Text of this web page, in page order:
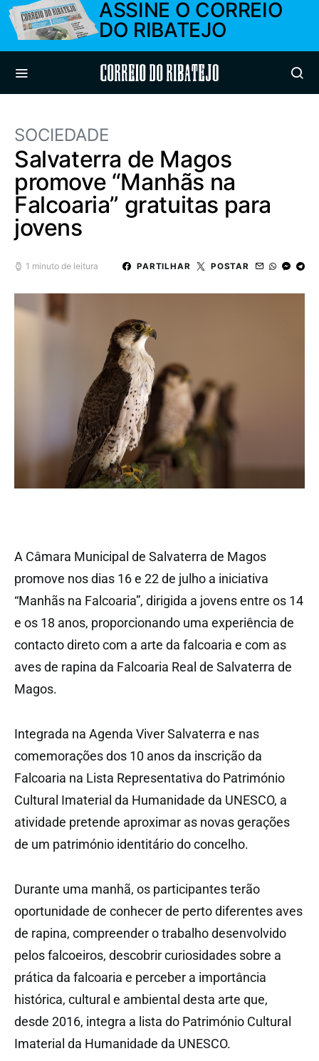
ASSINE O CORREIO
DO RIBATEJO
Correio do Ribatejo
SOCIEDADE
Salvaterra de Magos
promove “Manhãs na
Falcoaria” gratuitas para
jovens
1 minuto de leitura PARTILHAR POSTAR
A Câmara Municipal de Salvaterra de Magos
promove nos dias 16 e 22 de julho a iniciativa
“Manhãs na Falcoaria”, dirigida a jovens entre os 14
e os 18 anos, proporcionando uma experiência de
contacto direto com a arte da falcoaria e com as
aves de rapina da Falcoaria Real de Salvaterra de
Magos.
Integrada na Agenda Viver Salvaterra e nas
comemorações dos 10 anos da inscrição da
Falcoaria na Lista Representativa do Património
Cultural Imaterial da Humanidade da UNESCO, a
atividade pretende aproximar as novas gerações
de um património identitário do concelho.
Durante uma manhã, os participantes terão
oportunidade de conhecer de perto diferentes aves
de rapina, compreender o trabalho desenvolvido
pelos falcoeiros, descobrir curiosidades sobre a
prática da falcoaria e perceber a importância
histórica, cultural e ambiental desta arte que,
desde 2016, integra a lista do Património Cultural
Imaterial da Humanidade da UNESCO.